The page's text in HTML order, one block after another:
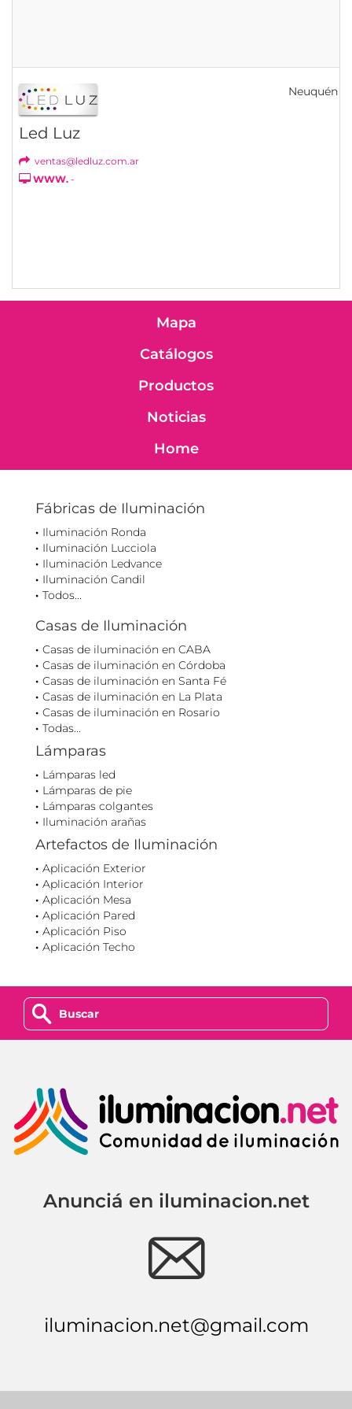
Led Luz
ventas@ledluz.com.ar
WWW. -
Neuquén
Mapa
Catálogos
Productos
Noticias
Home
Fábricas de Iluminación
Iluminación Ronda
Iluminación Lucciola
Iluminación Ledvance
Iluminación Candil
Todos...
Casas de Iluminación
Casas de iluminación en CABA
Casas de iluminación en Córdoba
Casas de iluminación en Santa Fé
Casas de iluminación en La Plata
Casas de iluminación en Rosario
Todas...
Lámparas
Lámparas led
Lámparas de pie
Lámparas colgantes
Iluminación arañas
Artefactos de Iluminación
Aplicación Exterior
Aplicación Interior
Aplicación Mesa
Aplicación Pared
Aplicación Piso
Aplicación Techo
z
Anunciá en iluminacion.net
e
iluminacion.net@gmail.com